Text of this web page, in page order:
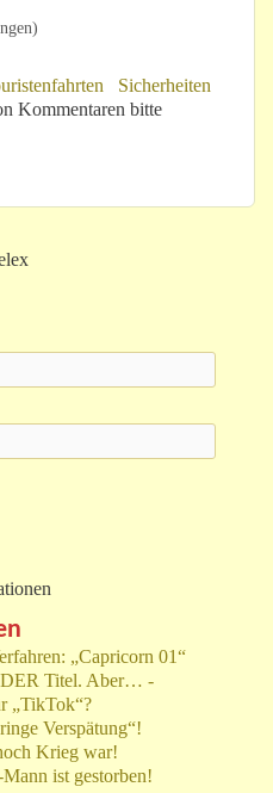
Sicherheiten
2011: Lieber Leser!
Kommentaren bitte
„Capricorn 01“
DER Titel. Aber… -
„TikTok“?
Verspätung“!
Krieg war!
ist gestorben!